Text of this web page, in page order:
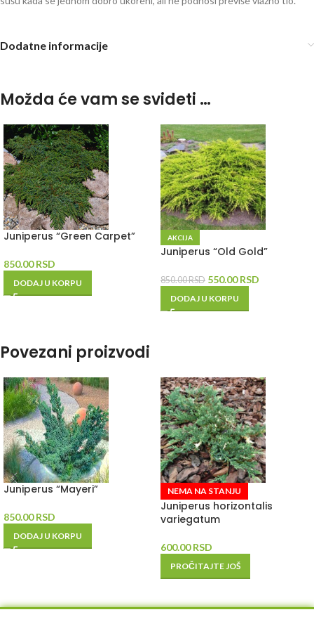
Dodatne informacije
Možda će vam se svideti …
Juniperus “Green Carpet”
850.00RSD
DODAJ U KORPU
AKCIJA
Juniperus “Old Gold”
850.00RSD 550.00RSD
DODAJ U KORPU
Povezani proizvodi
Juniperus “Mayeri”
850.00RSD
DODAJ U KORPU
NEMA NA STANJU
Juniperus horizontalis
variegatum
600.00RSD
PROČITAJTE JOŠ